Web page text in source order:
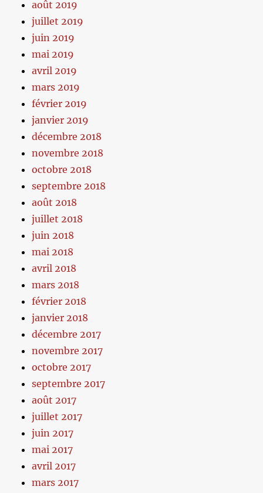
août 2019
juillet 2019
juin 2019
mai 2019
avril 2019
mars 2019
février 2019
janvier 2019
décembre 2018
novembre 2018
octobre 2018
septembre 2018
août 2018
juillet 2018
juin 2018
mai 2018
avril 2018
mars 2018
février 2018
janvier 2018
décembre 2017
novembre 2017
octobre 2017
septembre 2017
août 2017
juillet 2017
juin 2017
mai 2017
avril 2017
mars 2017